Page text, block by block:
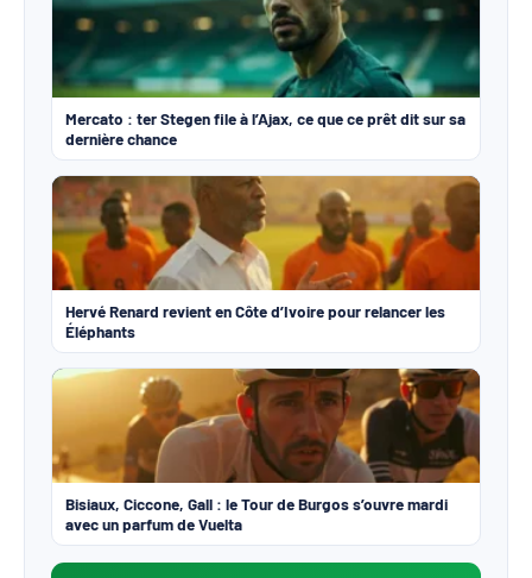
Mercato : ter Stegen file à l’Ajax, ce que ce prêt dit sur sa
dernière chance
Hervé Renard revient en Côte d’Ivoire pour relancer les
Éléphants
Bisiaux, Ciccone, Gall : le Tour de Burgos s’ouvre mardi
avec un parfum de Vuelta